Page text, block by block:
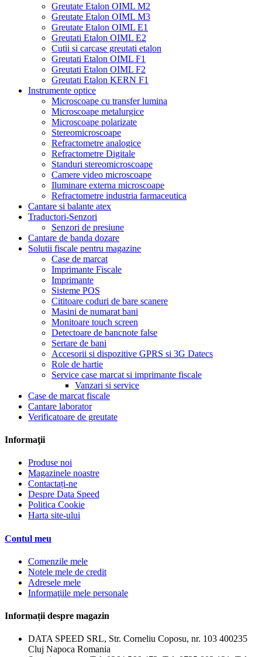
Greutate Etalon OIML M2
Greutate Etalon OIML M3
Greutate Etalon OIML E1
Greutati Etalon OIML E2
Cutii si carcase greutati etalon
Greutati Etalon OIML F1
Greutati Etalon OIML F2
Greutati Etalon KERN F1
Instrumente optice
Microscoape cu transfer lumina
Microscoape metalurgice
Microscoape polarizate
Stereomicroscoape
Refractometre analogice
Refractometre Digitale
Standuri stereomicroscoape
Camere video microscoape
Iluminare externa microscoape
Refractometre industria farmaceutica
Cantare si balante atex
Traductori-Senzori
Senzori de presiune
Cantare de banda dozare
Solutii fiscale pentru magazine
Case de marcat
Imprimante Fiscale
Imprimante
Sisteme POS
Cititoare coduri de bare scanere
Masini de numarat bani
Monitoare touch screen
Detectoare de bancnote false
Sertare de bani
Accesorii si dispozitive GPRS si 3G Datecs
Role de hartie
Service case marcat si imprimante fiscale
Vanzari si service
Case de marcat fiscale
Cantare laborator
Verificatoare de greutate
Informaţii
Produse noi
Magazinele noastre
Contactați-ne
Despre Data Speed
Politica Cookie
Harta site-ului
Contul meu
Comenzile mele
Notele mele de credit
Adresele mele
Informaţiile mele personale
Informații despre magazin
DATA SPEED SRL, Str. Corneliu Coposu, nr. 103 400235
Cluj Napoca Romania